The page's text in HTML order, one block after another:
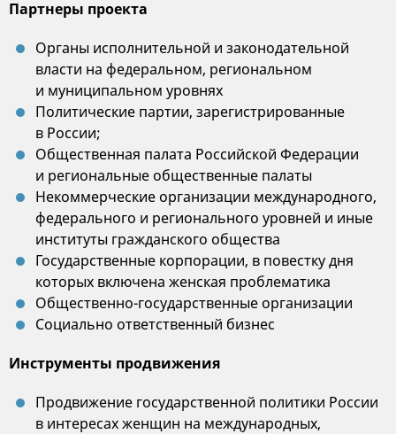
Партнеры проекта
Органы исполнительной и законодательной
власти на федеральном, региональном
и муниципальном уровнях
Политические партии, зарегистрированные
в России;
Общественная палата Российской Федерации
и региональные общественные палаты
Некоммерческие организации международного,
федерального и регионального уровней и иные
институты гражданского общества
Государственные корпорации, в повестку дня
которых включена женская проблематика
Общественно-государственные организации
Социально ответственный бизнес
Инструменты продвижения
Продвижение государственной политики России
в интересах женщин на международных,